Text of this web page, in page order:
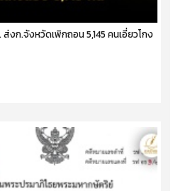
ส่งก.จังหวัดเพิกถอน 5,145 คนเอี่ยวโกง